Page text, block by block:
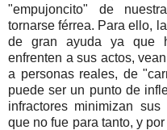
"empujoncito" de
tornarse férrea. Para ello,
de gran ayuda ya que
enfrenten a sus actos,
a personas reales, de
puede ser un punto de
infractores minimizan
que no fue para tanto, y